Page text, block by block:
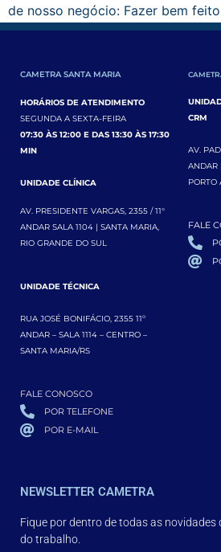
de nosso negócio: Fazer bem
excelência no atendimento.
CAMETRA SANTA MARIA
HORÁRIOS DE ATENDIMENTO
SEGUNDA A SEXTA-FEIRA
07:30 ÀS 12:00 E DAS 13:30 ÀS 17:30
MIN
UNIDADE CLÍNICA
AV. PRESIDENTE VARGAS, 2355 / 11°
ANDAR SALA 1104 | SANTA MARIA,
RIO GRANDE DO SUL
UNIDADE TÉCNICA
RUA JOSÉ BONIFÁCIO, 2355 11º
ANDAR – SALA 1114 – CENTRO –
SANTA MARIA/RS
FALE CONOSCO
POR TELEFONE
POR E-MAIL
CRM
AV.
ANDAR
PORTO
FALE
NEWSLETTER CAMETRA
Fique por dentro de todas as novidades
do trabalho.